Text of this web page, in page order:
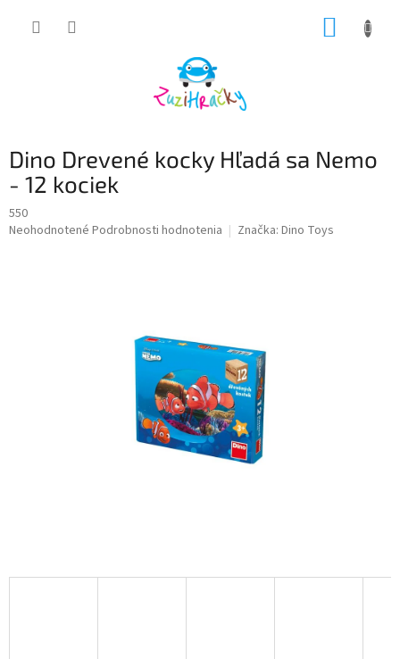
Dino Drevené kocky Hľadá sa Nemo
- 12 kociek
550
Priemerné
Neohodnotené Podrobnosti hodnotenia Značka: Dino Toys